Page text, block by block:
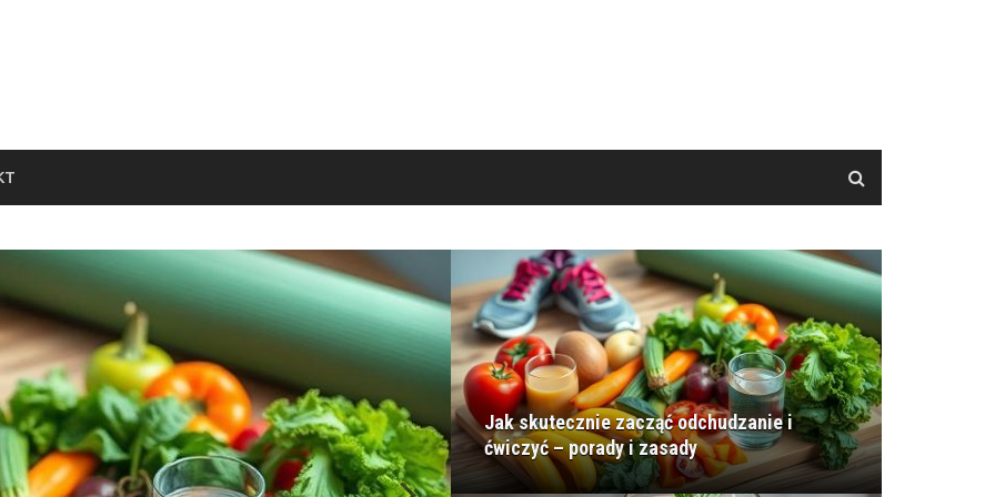
Jak skutecznie zacząć odchudzanie i
ćwiczyć – porady i zasady